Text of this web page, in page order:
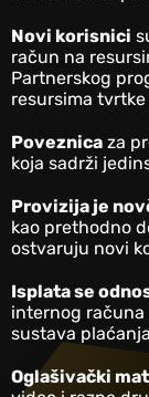
Novi korisnici
račun na
Partnerskog
resursima
Poveznica za
koja sadrži
Provizija je
kao prethodno
ostvaruju novi
Isplata se
internog računa
sustava
Oglašivački